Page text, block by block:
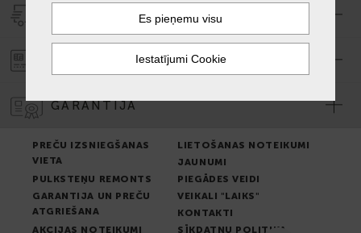
PASŪTĪJUMA APMAKSA
GARANTIJA
PREČU IZSNIEGŠANAS
VIETA
LIETOŠANAS NOTEIKUMI
JAUNUMI
PULKSTEŅU REMONTS
PIEGĀDES VEIDI
GARANTIJA UN PREČU
ATGRIEŠANA
VEIKALI "LAIKS"
KONTAKTI
AKCIJAS NOTEIKUMI
SĪKDATŅU POLITIKA